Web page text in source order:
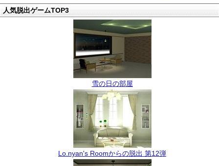
人気脱出ゲームTOP3
雪の日の部屋
Lo.nyan's Roomからの脱出 第12弾